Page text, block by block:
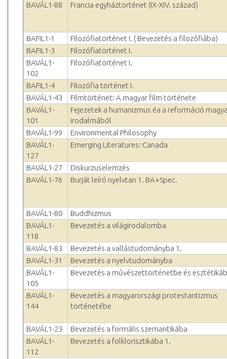
BAVÁL1-88 Francia egyháztörténet (IX-XIV. század)
BAFIL1-1
Filozófiatörténet I. ( Bevezetés a filozófiába)
BAFIL1-3
Filozófiatörténet I.
BAVÁL1-
102
Filozófiatörténet I.
BAFIL1-4
Filozófia történet I.
BAVÁL1-43
Filmtörténet: A magyar film története
BAVÁL1-
101
Fejezetek a humanizmus éa a reformáció
irodalmából
BAVÁL1-99
Environmental Philosophy
BAVÁL1-
127
Emerging Literatures: Canada
BAVÁL1-27
Diskurzuselemzés
BAVÁL1-76
Burját leíró nyelvtan 1. BA+Spec.
BAVÁL1-80
Buddhizmus
BAVÁL1-
118
Bevezetés a világirodalomba
BAVÁL1-83
Bevezetés a vallástudományba 1.
BAVÁL1-31
Bevezetés a nyelvtudományba
BAVÁL1-
105
Bevezetés a művészettörténetbe és
BAVÁL1-
144
Bevezetés a magyarországi protestantizmus
történetébe
BAVÁL1-23
Bevezetés a formális szemantikába
BAVÁL1-
112
Bevezetés a folklorisztikába 1.